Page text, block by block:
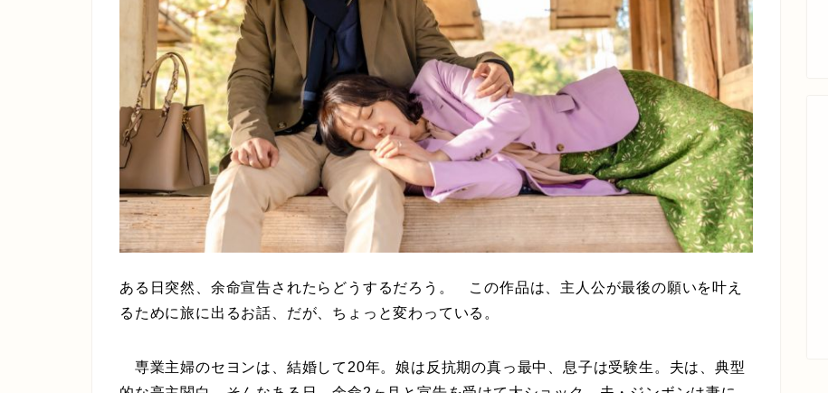
ある日突然、余命宣告されたらどうするだろう。 この作品は、主人公が最後の願いを叶え
るために旅に出るお話、だが、ちょっと変わっている。
専業主婦のセヨンは、結婚して20年。娘は反抗期の真っ最中、息子は受験生。夫は、典型